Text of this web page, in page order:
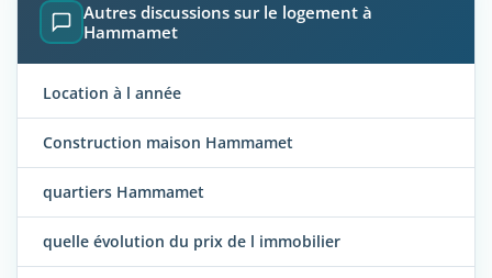
Autres discussions sur le logement à
Hammamet
Location à l année
Construction maison Hammamet
quartiers Hammamet
quelle évolution du prix de l immobilier